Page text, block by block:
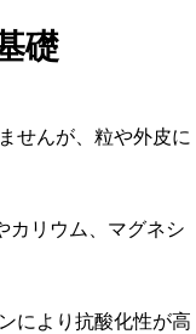
礎
せんが、粒や外皮に
カリウム、マグネシ
により抗酸化性が高